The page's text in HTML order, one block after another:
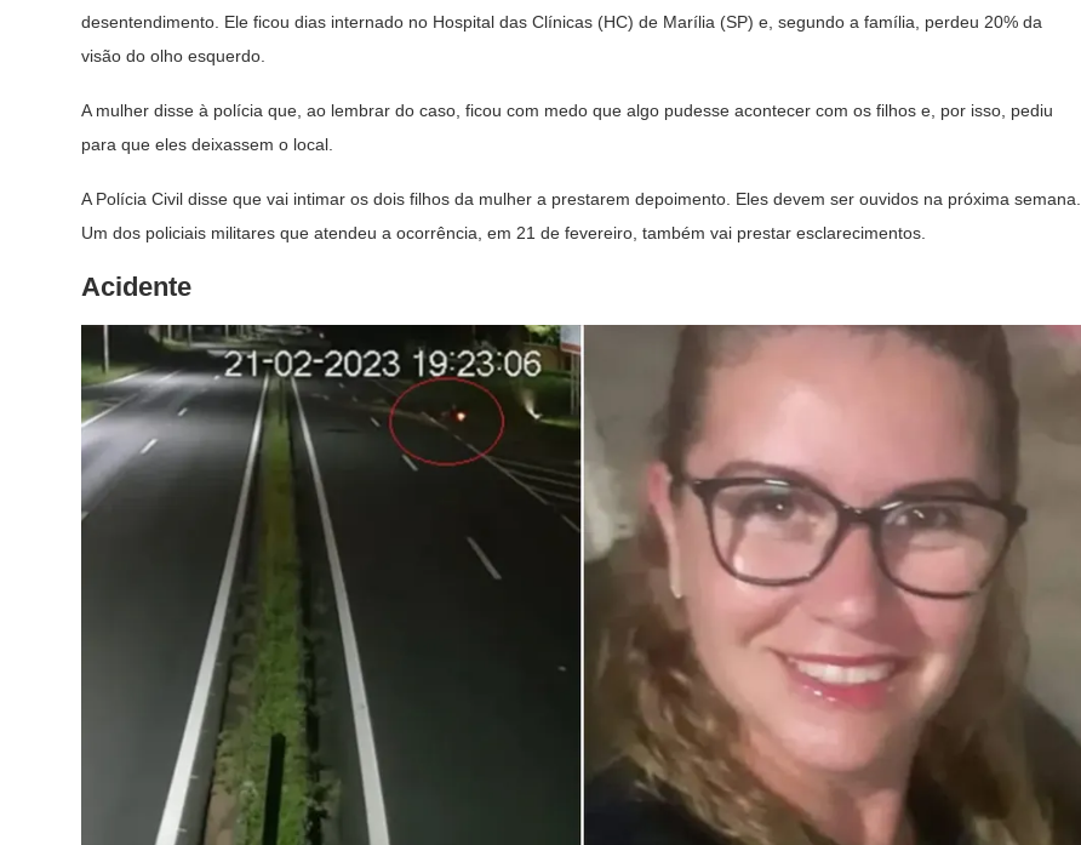
desentendimento. Ele ficou dias internado no Hospital das Clínicas (HC) de Marília (SP) e, segundo a família, perdeu 20% da
visão do olho esquerdo.
A mulher disse à polícia que, ao lembrar do caso, ficou com medo que algo pudesse acontecer com os filhos e, por isso, pediu
para que eles deixassem o local.
A Polícia Civil disse que vai intimar os dois filhos da mulher a prestarem depoimento. Eles devem ser ouvidos na próxima semana.
Um dos policiais militares que atendeu a ocorrência, em 21 de fevereiro, também vai prestar esclarecimentos.
Acidente